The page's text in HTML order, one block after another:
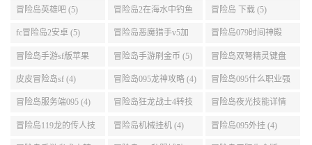
势 (5) 点 (5)
冒险岛英雄吧 (5) 冒险岛2在海水中钓鱼
(5)
冒险岛 下载 (5)
fc冒险岛2安卓 (5) 冒险岛恶魔猎手v5加
点 (5)
冒险岛079时间神殿
999任务 (5)
冒险岛手游sf版苹果
(5)
冒险岛手游刷金币 (5) 冒险岛双弩精灵键盘
设置 (5)
皮皮冒险岛sf (4) 冒险岛095龙神攻略 (4) 冒险岛095什么职业强
(4)
冒险岛服务端095 (4) 冒险岛狂龙战士4转技
能加点 (4)
冒险岛夜光技能详情
(4)
冒险岛119龙的传人技 冒险岛机械挂机 (4) 冒险岛095外挂 (4)